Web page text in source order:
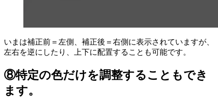
いまは補正前＝左側、補正後＝右側に表示されていますが、
左右を逆にしたり、上下に配置することも可能です。
⑧特定の色だけを調整することもでき
ます。